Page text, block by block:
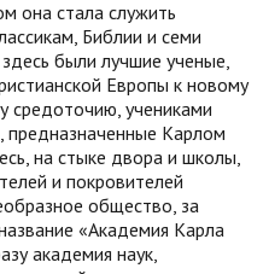
она стала служить
Библии и семи
были лучшие ученые,
Европы к новому
средоточию, учениками
Карлом
на стыке двора и школы,
и покровителей
общество, за
«Академия Карла
академия наук,